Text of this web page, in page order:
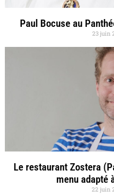
Paul Bocuse au
23 juin
Le restaurant Zostera
menu adapté
22 juin